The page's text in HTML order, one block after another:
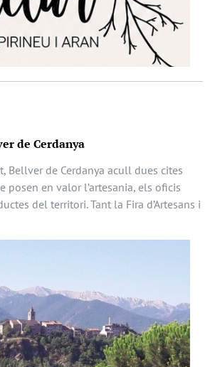
de Cerdanya
Bellver de Cerdanya acull dues cites
posen en valor l’artesania, els oficis
del territori. Tant la Fira d’Artesans i